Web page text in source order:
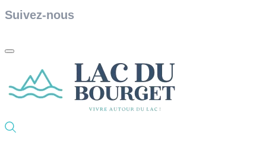
Suivez-nous